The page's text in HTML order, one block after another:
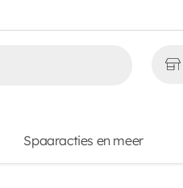
Spaaracties en meer